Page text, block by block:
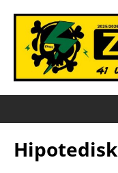
Hipotedisk